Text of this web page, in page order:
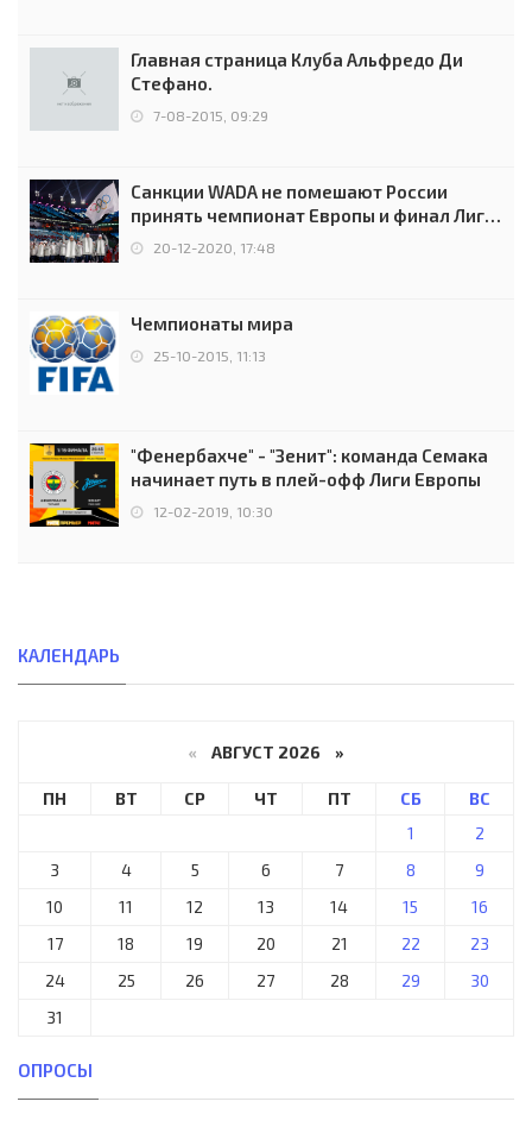
Главная страница Клуба Альфредо Ди
Стефано.
7-08-2015, 09:29
Санкции WADA не помешают России
принять чемпионат Европы и финал Лиги
чемпионов.
20-12-2020, 17:48
Чемпионаты мира
25-10-2015, 11:13
"Фенербахче" - "Зенит": команда Семака
начинает путь в плей-офф Лиги Европы
12-02-2019, 10:30
КАЛЕНДАРЬ
« АВГУСТ 2026 »
ПН ВТ СР ЧТ ПТ СБ
ВС
1
2
3
4 5 6 7 8
9
10
11 12 13 14 15
16
17
18 19 20 21 22
23
24
25 26 27 28 29
30
31
ОПРОСЫ